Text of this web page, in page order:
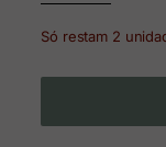
Só restam 2